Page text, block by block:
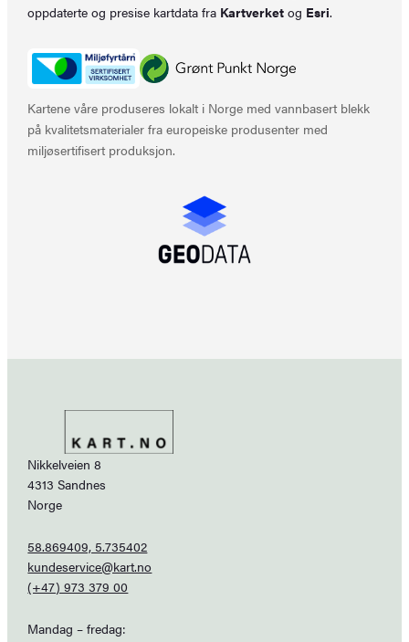
oppdaterte og presise kartdata fra Kartverket og Esri.
Kartene våre produseres lokalt i Norge med vannbasert blekk
på kvalitetsmaterialer fra europeiske produsenter med
miljøsertifisert produksjon.
Nikkelveien 8
4313 Sandnes
Norge
58.869409, 5.735402
kundeservice@kart.no
(+47) 973 379 00
Mandag – fredag: